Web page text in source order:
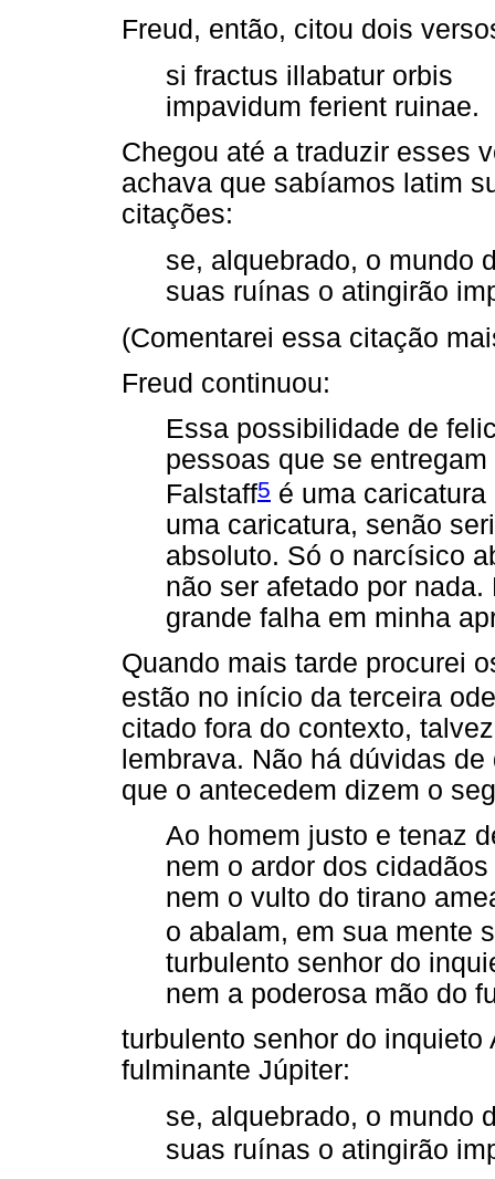
Freud, então, citou dois
si fractus illabatur orbis
impavidum ferient ruinae.
Chegou até a traduzir esses
achava que sabíamos latim
citações:
se, alquebrado, o mundo
suas ruínas o atingirão
(Comentarei essa citação
Freud continuou:
Essa possibilidade de
pessoas que se
Falstaff5 é uma
uma caricatura, senão
absoluto. Só o narcísico
não ser afetado por
grande falha em minha
Quando mais tarde procurei
estão no início da terceira
citado fora do contexto,
lembrava. Não há dúvidas
que o antecedem dizem o
Ao homem justo e tenaz
nem o ardor dos
nem o vulto do tirano
o abalam, em sua mente
turbulento senhor do
nem a poderosa mão do
turbulento senhor do
fulminante Júpiter:
se, alquebrado, o mundo
suas ruínas o atingirão